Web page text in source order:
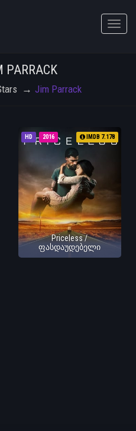
Toggle
PARRACK
Jim Parrack
HD 2016 IMDB 7.178
Priceless /
ფასდაუდებელი